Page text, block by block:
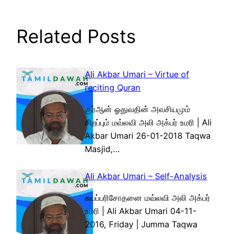
Related Posts
Ali Akbar Umari – Virtue of
reciting Quran
குர்ஆன் ஓதுவதின் அவசியமும்
சிறப்பும் மவ்லவி அலி அக்பர் உமரி | Ali
Akbar Umari 26-01-2018 Taqwa
Masjid,…
Ali Akbar Umari – Self-Analysis
சுயப்பரிசோதனை மவ்லவி அலி அக்பர்
உமரி | Ali Akbar Umari 04-11-
2016, Friday | Jumma Taqwa